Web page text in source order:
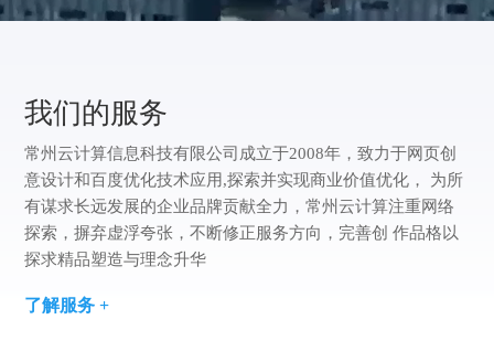
我们的服务
常州云计算信息科技有限公司成立于2008年，致力于网页创
意设计和百度优化技术应用,探索并实现商业价值优化， 为所
有谋求长远发展的企业品牌贡献全力，常州云计算注重网络
探索，摒弃虚浮夸张，不断修正服务方向，完善创 作品格以
探求精品塑造与理念升华
了解服务 +